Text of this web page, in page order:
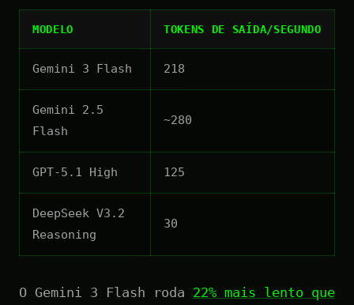
MODELO TOKENS DE SAÍDA/SEGUNDO
Gemini 3 Flash 218
Gemini 2.5
Flash
~280
GPT-5.1 High 125
DeepSeek V3.2
Reasoning
30
O Gemini 3 Flash roda 22% mais lento que